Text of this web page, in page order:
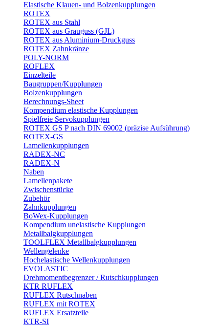
Elastische Klauen- und Bolzenkupplungen
ROTEX
ROTEX aus Stahl
ROTEX aus Grauguss (GJL)
ROTEX aus Aluminium-Druckguss
ROTEX Zahnkränze
POLY-NORM
ROFLEX
Einzelteile
Baugruppen/Kupplungen
Bolzenkupplungen
Berechnungs-Sheet
Kompendium elastische Kupplungen
Spielfreie Servokupplungen
ROTEX GS P nach DIN 69002 (präzise Aufsührung)
ROTEX-GS
Lamellenkupplungen
RADEX-NC
RADEX-N
Naben
Lamellenpakete
Zwischenstücke
Zubehör
Zahnkupplungen
BoWex-Kupplungen
Kompendium unelastische Kupplungen
Metallbalgkupplungen
TOOLFLEX Metallbalgkupplungen
Wellengelenke
Hochelastische Wellenkupplungen
EVOLASTIC
Drehmomentbegrenzer / Rutschkupplungen
KTR RUFLEX
RUFLEX Rutschnaben
RUFLEX mit ROTEX
RUFLEX Ersatzteile
KTR-SI